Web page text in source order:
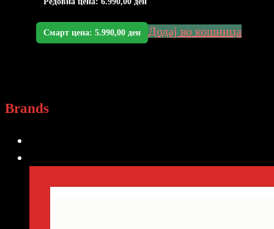
Смарт цена: 5.990,00 ден Додај во кошница
Brands